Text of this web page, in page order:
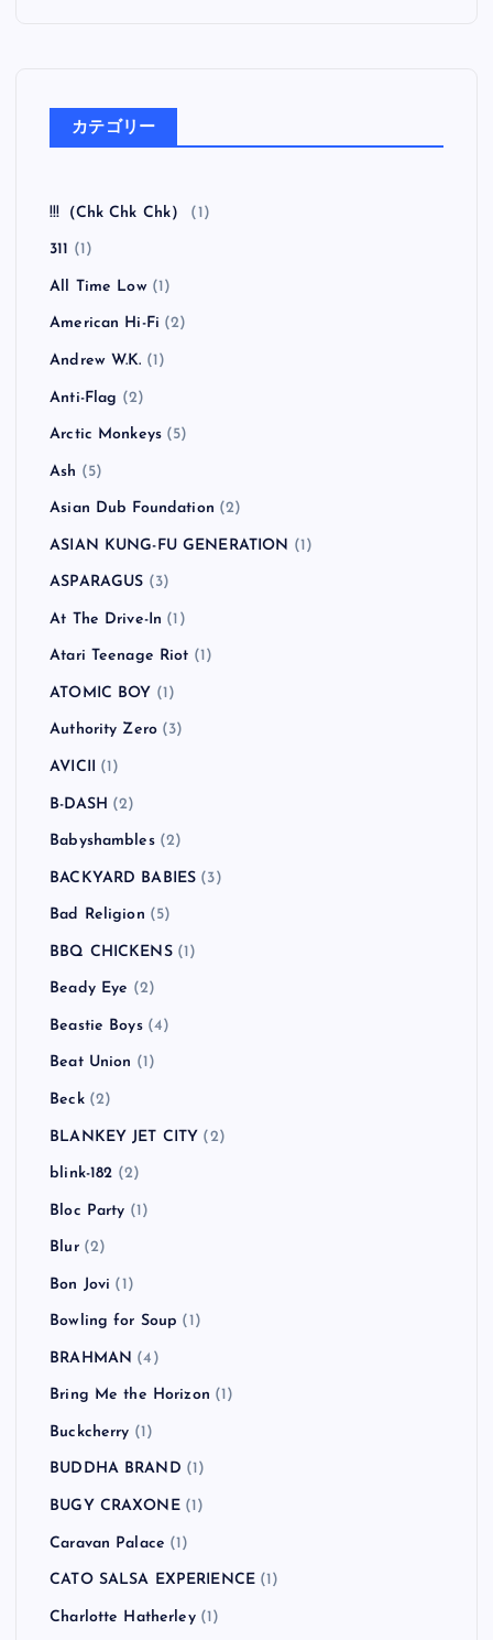
カテゴリー
!!!（Chk Chk Chk） (1)
311 (1)
All Time Low(1)
American Hi-Fi (2)
Andrew W.K. (1)
Anti-Flag (2)
Arctic Monkeys (5)
Ash (5)
Asian Dub Foundation (2)
ASIAN KUNG-FU GENERATION (1)
ASPARAGUS (3)
At The Drive-In (1)
Atari Teenage Riot (1)
ATOMIC BOY (1)
Authority Zero (3)
AVICII (1)
B-DASH (2)
Babyshambles(2)
BACKYARD BABIES (3)
Bad Religion (5)
BBQ CHICKENS(1)
Beady Eye (2)
Beastie Boys(4)
Beat Union (1)
Beck(2)
BLANKEY JET CITY (2)
blink-182 (2)
Bloc Party (1)
Blur(2)
Bon Jovi (1)
Bowling for Soup (1)
BRAHMAN (4)
Bring Me the Horizon (1)
Buckcherry (1)
BUDDHA BRAND (1)
BUGY CRAXONE(1)
Caravan Palace (1)
CATO SALSA EXPERIENCE (1)
Charlotte Hatherley(1)